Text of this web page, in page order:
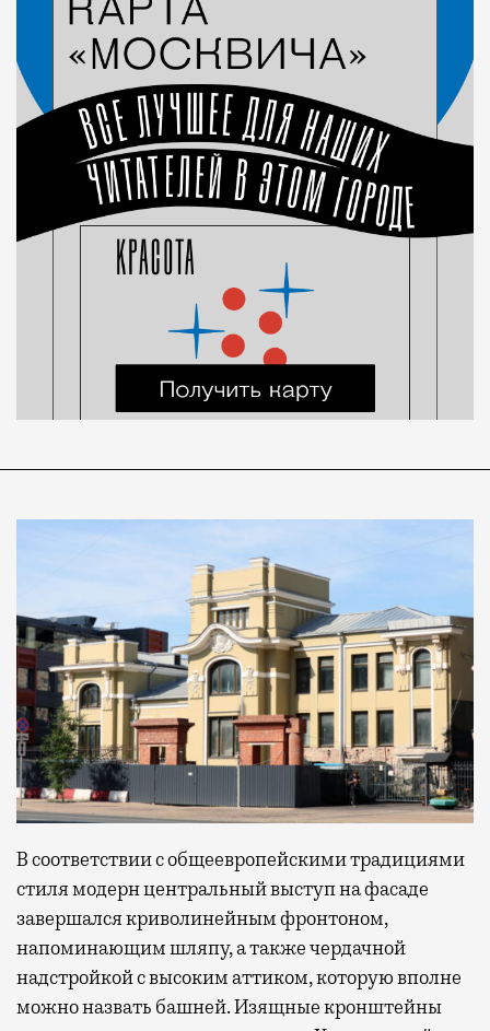
В соответствии с общеевропейскими традициями
стиля модерн центральный выступ на фасаде
завершался криволинейным фронтоном,
напоминающим шляпу, а также чердачной
надстройкой с высоким аттиком, которую вполне
можно назвать башней. Изящные кронштейны